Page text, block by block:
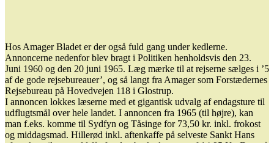
Hos Amager Bladet er der også fuld gang under kedlerne.
Annoncerne nedenfor blev bragt i Politiken henholdsvis den 23.
Juni 1960 og den 20 juni 1965. Læg mærke til at rejserne sælges i ’5
af de gode rejsebureauer’, og så langt fra Amager som Forstædernes
Rejsebureau på Hovedvejen 118 i Glostrup.
I annoncen lokkes læserne med et gigantisk udvalg af endagsture til
udflugtsmål over hele landet. I annoncen fra 1965 (til højre), kan
man f.eks. komme til Sydfyn og Tåsinge for 73,50 kr. inkl. frokost
og middagsmad. Hillerød inkl. aftenkaffe på selveste Sankt Hans